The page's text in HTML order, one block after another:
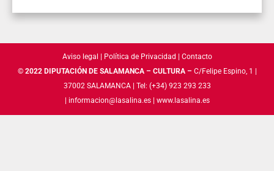
Aviso legal Política de Privacidad
Contacto
© 2022 DIPUTACIÓN DE SALAMANCA – CULTURA – C/Felipe Espino, 1 |
37002 SALAMANCA | Tel: (+34) 923 293 233
informacion@lasalina.es| www.lasalina.es